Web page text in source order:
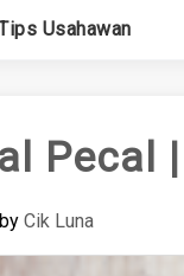
Usahawan
Pecal
by Cik Luna